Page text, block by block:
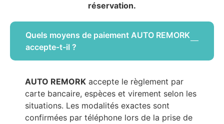
réservation.
Quels moyens de paiement AUTO REMORK
accepte-t-il ?
AUTO REMORK accepte le règlement par
carte bancaire, espèces et virement selon les
situations. Les modalités exactes sont
confirmées par téléphone lors de la prise de